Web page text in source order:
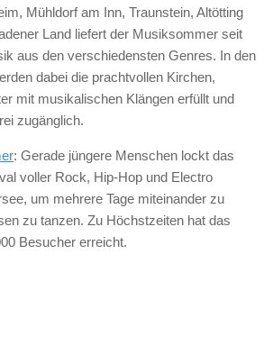
Mühldorf am Inn, Traunstein, Altötting
Land liefert der Musiksommer seit
aus den verschiedensten Genres. In den
dabei die prachtvollen Kirchen,
mit musikalischen Klängen erfüllt und
zugänglich.
: Gerade jüngere Menschen lockt das
voller Rock, Hip-Hop und Electro
um mehrere Tage miteinander zu
zu tanzen. Zu Höchstzeiten hat das
Besucher erreicht.